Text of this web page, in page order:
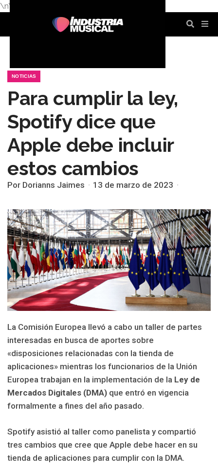
\n\n
NOTICIAS
Para cumplir la ley,
Spotify dice que
Apple debe incluir
estos cambios
Por Dorianns Jaimes 13 de marzo de 2023
La Comisión Europea llevó a cabo un taller de partes
interesadas en busca de aportes sobre
«disposiciones relacionadas con la tienda de
aplicaciones» mientras los funcionarios de la Unión
Europea trabajan en la implementación de la Ley de
Mercados Digitales (DMA) que entró en vigencia
formalmente a fines del año pasado.
Spotify asistió al taller como panelista y compartió
tres cambios que cree que Apple debe hacer en su
tienda de aplicaciones para cumplir con la DMA.